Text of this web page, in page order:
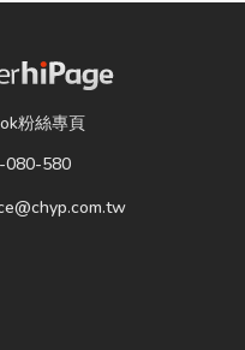
粉絲專頁
080-580